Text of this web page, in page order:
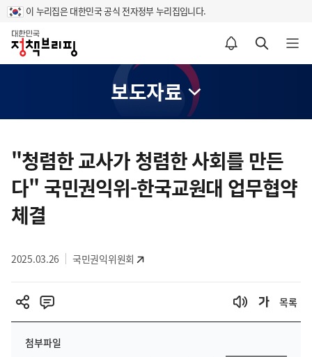
이 누리집은 대한민국 공식 전자정부 누리집입니다.
홈
알림설정 바로가기 검색 바로가기 메뉴 열기
보도자료
텐
영
역
"청렴한 교사가 청렴한 사회를 만든
다" 국민권익위-한국교원대 업무협약
체결
2025.03.26 국민권익위원회
목록
첨부파일